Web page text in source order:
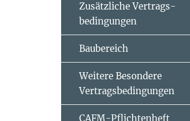
Zusätzliche Vertrags­
bedingungen
Baubereich
Weitere Besondere
Vertragsbedingungen
CAFM-Pflichtenheft